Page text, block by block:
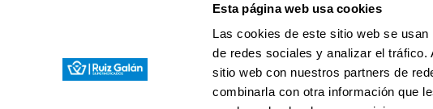
Esta página web usa cookies
Las cookies de este sitio web se
de redes sociales y analizar el
sitio web con nuestros partners de
combinarla con otra información que